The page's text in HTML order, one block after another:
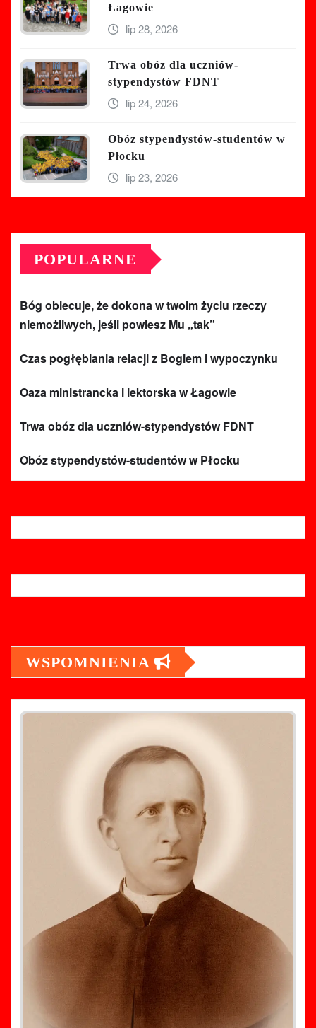
Łagowie
lip 28, 2026
Trwa obóz dla uczniów-
stypendystów FDNT
lip 24, 2026
Obóz stypendystów-studentów w
Płocku
lip 23, 2026
POPULARNE
Bóg obiecuje, że dokona w twoim życiu rzeczy
niemożliwych, jeśli powiesz Mu „tak”
Czas pogłębiania relacji z Bogiem i wypoczynku
Oaza ministrancka i lektorska w Łagowie
Trwa obóz dla uczniów-stypendystów FDNT
Obóz stypendystów-studentów w Płocku
WSPOMNIENIA